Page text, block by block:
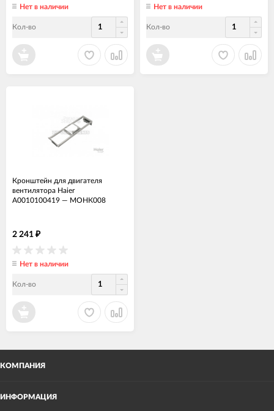
Нет в наличии
Кол-во
Нет в наличии
Кол-во
Кронштейн для двигателя
вентилятора Haier
A0010100419 — МОНК008
2 241 ₽
Нет в наличии
Кол-во
КОМПАНИЯ
ИНФОРМАЦИЯ